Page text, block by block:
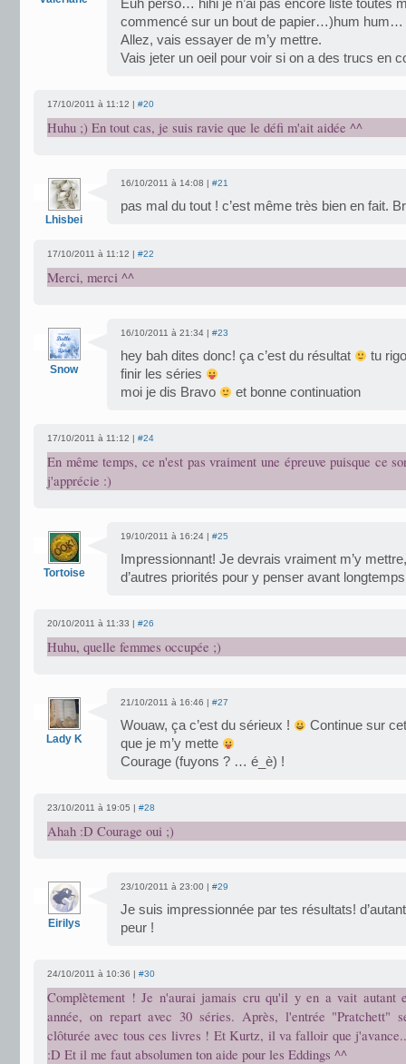
Euh perso… hihi je n’ai pas encore listé toutes
commencé sur un bout de papier…)hum
Allez, vais essayer de m’y mettre.
Vais jeter un oeil pour voir si on a des trucs en
17/10/2011 à 11:12 | #20
Huhu ;) En tout cas, je suis ravie que le défi m'ait aidée ^^
Lhisbei
16/10/2011 à 14:08 | #21
pas mal du tout ! c’est même très bien en fait.
17/10/2011 à 11:12 | #22
Merci, merci ^^
Snow
16/10/2011 à 21:34 | #23
hey bah dites donc! ça c’est du résultat
tu
finir les séries
moi je dis Bravo
et bonne continuation
17/10/2011 à 11:12 | #24
En même temps, ce n'est pas vraiment une épreuve puisque ce
j'apprécie :)
Tortoise
19/10/2011 à 16:24 | #25
Impressionnant! Je devrais vraiment m’y
d’autres priorités pour y penser avant
20/10/2011 à 11:33 | #26
Huhu, quelle femmes occupée ;)
Lady K
21/10/2011 à 16:46 | #27
Wouaw, ça c’est du sérieux !
Continue sur
que je m’y mette
Courage (fuyons ? … é_è) !
23/10/2011 à 19:05 | #28
Ahah :D Courage oui ;)
Eirilys
23/10/2011 à 23:00 | #29
Je suis impressionnée par tes résultats!
peur !
24/10/2011 à 10:36 | #30
Complètement ! Je n'aurai jamais cru qu'il y en a vait autant
année, on repart avec 30 séries. Après, l'entrée "Pratchett"
clôturée avec tous ces livres ! Et Kurtz, il va falloir que
:D Et il me faut absolumen ton aide pour les Eddings ^^